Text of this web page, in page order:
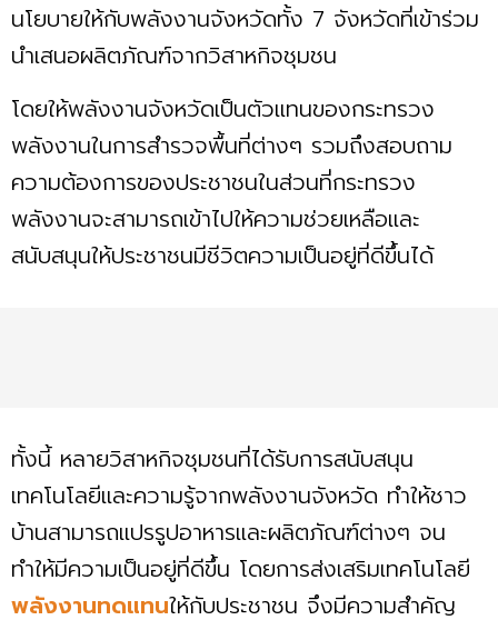
นโยบายให้กับพลังงานจังหวัดทั้ง 7 จังหวัดที่เข้าร่วม
นำเสนอผลิตภัณฑ์จากวิสาหกิจชุมชน
โดยให้พลังงานจังหวัดเป็นตัวแทนของกระทรวง
พลังงานในการสำรวจพื้นที่ต่างๆ รวมถึงสอบถาม
ความต้องการของประชาชนในส่วนที่กระทรวง
พลังงานจะสามารถเข้าไปให้ความช่วยเหลือและ
สนับสนุนให้ประชาชนมีชีวิตความเป็นอยู่ที่ดีขึ้นได้
ทั้งนี้ หลายวิสาหกิจชุมชนที่ได้รับการสนับสนุน
เทคโนโลยีและความรู้จากพลังงานจังหวัด ทำให้ชาว
บ้านสามารถแปรรูปอาหารและผลิตภัณฑ์ต่างๆ จน
ทำให้มีความเป็นอยู่ที่ดีขึ้น โดยการส่งเสริมเทคโนโลยี
พลังงานทดแทนให้กับประชาชน จึงมีความสำคัญ